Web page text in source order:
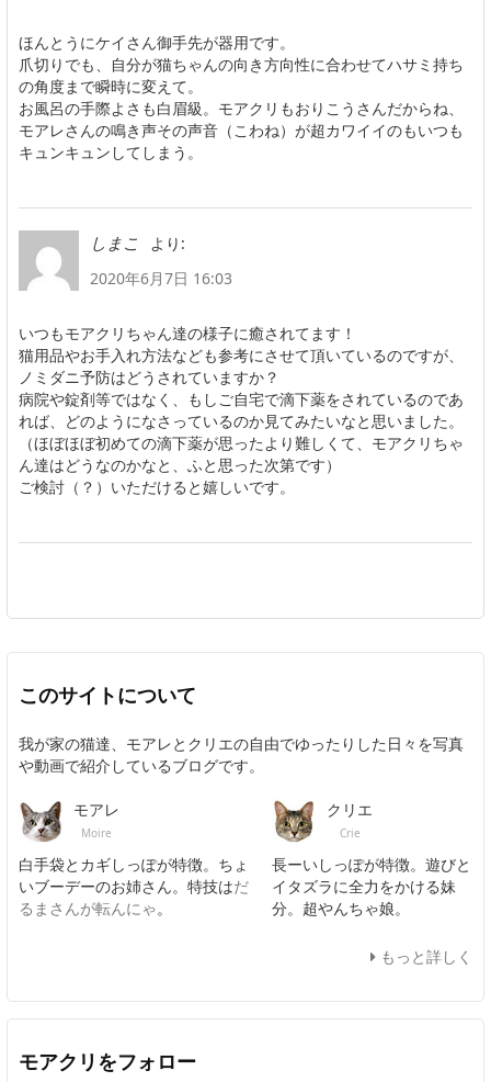
ほんとうにケイさん御手先が器用です。
爪切りでも、自分が猫ちゃんの向き方向性に合わせてハサミ持ち
の角度まで瞬時に変えて。
お風呂の手際よさも白眉級。モアクリもおりこうさんだからね、
モアレさんの鳴き声その声音（こわね）が超カワイイのもいつも
キュンキュンしてしまう。
しまこ
より:
2020年6月7日 16:03
いつもモアクリちゃん達の様子に癒されてます！
猫用品やお手入れ方法なども参考にさせて頂いているのですが、
ノミダニ予防はどうされていますか？
病院や錠剤等ではなく、もしご自宅で滴下薬をされているのであ
れば、どのようになさっているのか見てみたいなと思いました。
（ほぼほぼ初めての滴下薬が思ったより難しくて、モアクリちゃ
ん達はどうなのかなと、ふと思った次第です）
ご検討（？）いただけると嬉しいです。
このサイトについて
我が家の猫達、モアレとクリエの自由でゆったりした日々を写真
や動画で紹介しているブログです。
モアレ
Moire
白手袋とカギしっぽが特徴。ちょ
いブーデーのお姉さん。特技はだ
るまさんが転んにゃ。
クリエ
Crie
長ーいしっぽが特徴。遊びと
イタズラに全力をかける妹
分。超やんちゃ娘。
もっと詳しく
モアクリをフォロー